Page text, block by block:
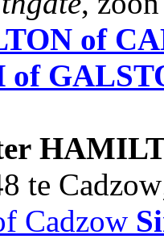
of
te
Cadzow